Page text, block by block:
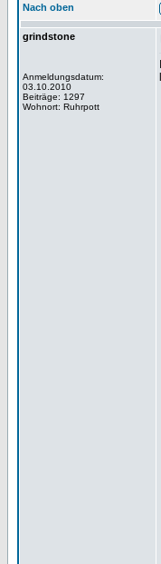
Nach oben
grindstone
Anmeldungsdatum:
03.10.2010
Beiträge: 1297
Wohnort: Ruhrpott